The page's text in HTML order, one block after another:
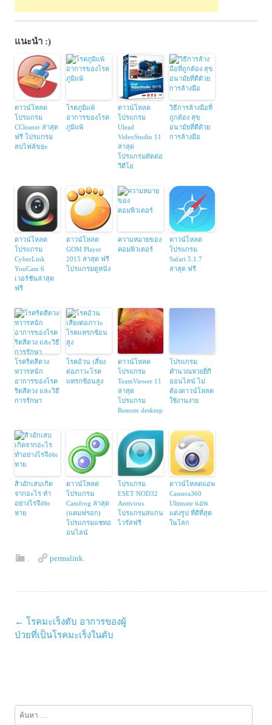
แนะนำ :)
ดาวน์โหลด
โปรแกรม
CCleaner ล่าสุด
ฟรี โปรแกรม
ลบไฟล์ขยะ
โรคภูมิแพ้
อาการของโรค
ภูมิแพ้
ดาวน์โหลด
โปรแกรม
Ulead
VideoStudio 11
ล่าสุด
โปรแกรมตัดต่อ
วีดีโอ
วิธีการล้างมือที่
ถูกต้อง สุข
อนามัยที่ดีด้วย
การล้างมือ
ดาวน์โหลด
โปรแกรม
CyberLink
YouCam 6
เวอร์ชันล่าสุด
ฟรี
ดาวน์โหลด
GOM Player
2015 ล่าสุด ฟรี
โปรแกรมดูหนัง
ความหมายของ
คอมพิวเตอร์
ดาวน์โหลด
โปรแกรม
Safari 5.1.7
ล่าสุด ฟรี
โรคริดสีดวง
ทวารหนัก
อาการของโรค
ริดสีดวง และวิธี
การรักษา
โรคอ้วน เสี่ยง
ต่อภาวะโรค
แทรกซ้อนสูง
ดาวน์โหลด
โปรแกรม
TeamViewer 11
ล่าสุด
โปรแกรม
Remote desktop
โปรแกรม
คำนวณหวยยี่กี
ออนไลน์ ไม่
ต้องดาวน์โหลด
ใช้งานง่าย
สิวอักเสบเกิด
จากอะไร ทำ
อย่างไรจึงจะ
หาย
ดาวน์โหลด
โปรแกรม
Camfrog ล่าสุด
(แคมฟรอก)
โปรแกรมแชทอ
อนไลน์
โปรแกรม
ESET NOD32
Antivirus
โปรแกรมสแกน
ไวรัสฟรี
ดาวน์โหลดแอพ
Camera360
Ultimate แอพ
แต่งรูป ที่ดีที่สุด
ในโลก
. permalink.
Post
navigation
← โรคมะเร็งตับ อาการของผู้
ป่วยที่เป็นโรคมะเร็งในตับ
ค้นหา